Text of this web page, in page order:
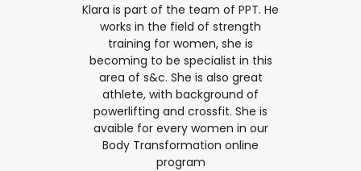
Klara is part of the team of PPT. He
works in the field of strength
training for women, she is
becoming to be specialist in this
area of s&c. She is also great
athlete, with background of
powerlifting and crossfit. She is
avaible for every women in our
Body Transformation online
program